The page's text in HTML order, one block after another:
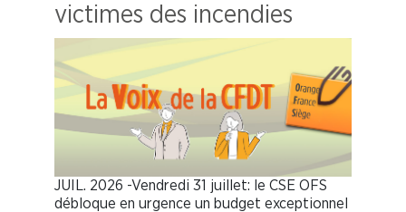
victimes des incendies
JUIL. 2026 -Vendredi 31 juillet: le CSE OFS
débloque en urgence un budget exceptionnel